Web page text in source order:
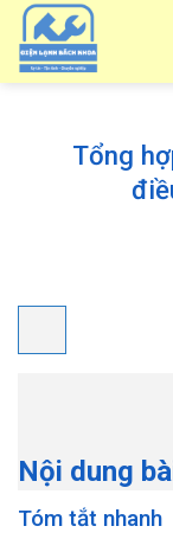
Skip
content
Tổng
Nội dung
Tóm tắt nhanh